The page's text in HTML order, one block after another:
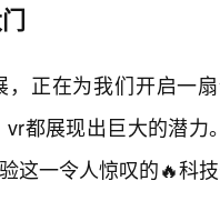
正在为我们开启一
都展现出巨大的潜力
这一令人惊叹的🔥科